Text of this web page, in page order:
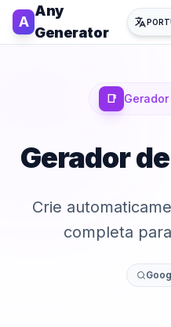
A
Any
Generator
📑
Gerador
Crie
completa